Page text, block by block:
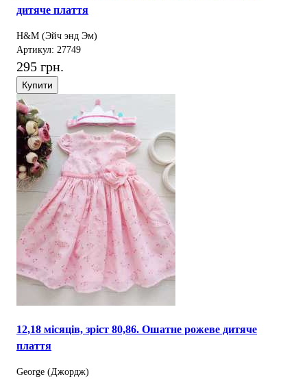
дитяче плаття
H&M (Эйч энд Эм)
Артикул: 27749
295 грн.
Купити
12,18 місяців, зріст 80,86. Ошатне рожеве дитяче
плаття
George (Джордж)